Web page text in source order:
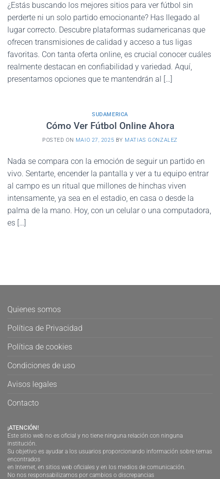
¿Estás buscando los mejores sitios para ver fútbol sin
perderte ni un solo partido emocionante? Has llegado al
lugar correcto. Descubre plataformas sudamericanas que
ofrecen transmisiones de calidad y acceso a tus ligas
favoritas. Con tanta oferta online, es crucial conocer cuáles
realmente destacan en confiabilidad y variedad. Aquí,
presentamos opciones que te mantendrán al […]
SUDAMERICA
Cómo Ver Fútbol Online Ahora
POSTED ON MAIO 27, 2025 BY MATIAS GONZALEZ
Nada se compara con la emoción de seguir un partido en
vivo. Sentarte, encender la pantalla y ver a tu equipo entrar
al campo es un ritual que millones de hinchas viven
intensamente, ya sea en el estadio, en casa o desde la
palma de la mano. Hoy, con un celular o una computadora,
es […]
Quienes somos
Política de Privacidad
Política de cookies
Condiciones de uso
Avisos legales
Contacto
¡ATENCIÓN!
Este sitio web no es oficial y no tiene ninguna relación con ninguna
institución.
Su objetivo es ayudar a los usuarios proporcionando información sobre temas
encontrados
en Internet, en sitios web oficiales y en los medios de comunicación.
No nos responsabilizamos por cambios o discrepancias